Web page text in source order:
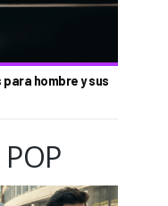
hombre y sus